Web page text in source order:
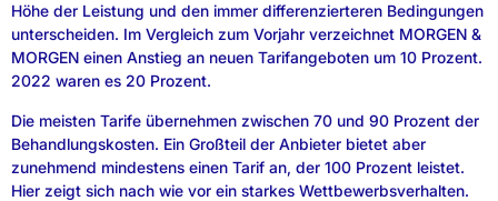
Höhe der Leistung und den immer differenzierteren Bedingungen
unterscheiden. Im Vergleich zum Vorjahr verzeichnet MORGEN &
MORGEN einen Anstieg an neuen Tarifangeboten um 10 Prozent.
2022 waren es 20 Prozent.
Die meisten Tarife übernehmen zwischen 70 und 90 Prozent der
Behandlungskosten. Ein Großteil der Anbieter bietet aber
zunehmend mindestens einen Tarif an, der 100 Prozent leistet.
Hier zeigt sich nach wie vor ein starkes Wettbewerbsverhalten.